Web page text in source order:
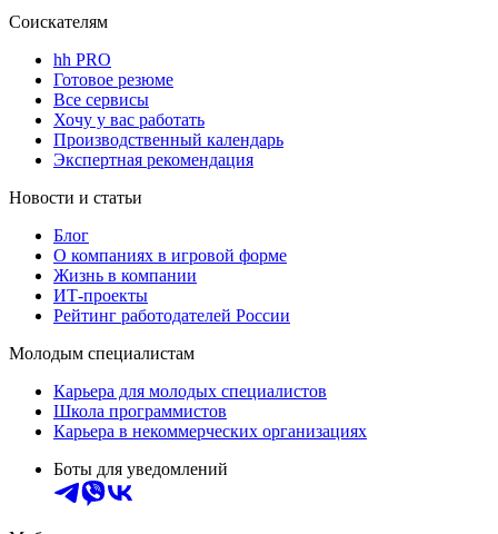
Соискателям
hh PRO
Готовое резюме
Все сервисы
Хочу у вас работать
Производственный календарь
Экспертная рекомендация
Новости и статьи
Блог
О компаниях в игровой форме
Жизнь в компании
ИТ-проекты
Рейтинг работодателей России
Молодым специалистам
Карьера для молодых специалистов
Школа программистов
Карьера в некоммерческих организациях
Боты для уведомлений